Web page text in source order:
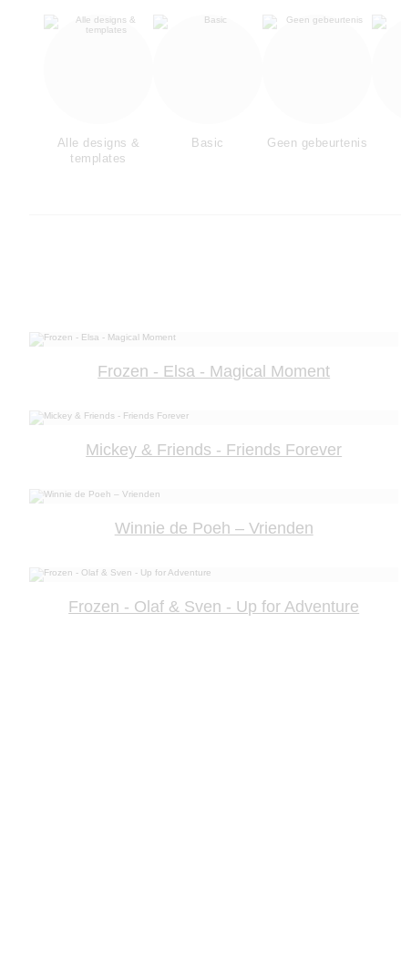
Alle designs &
templates
Basic Geen gebeurtenis
Frozen - Elsa - Magical Moment
Mickey & Friends - Friends Forever
Winnie de Poeh – Vrienden
Frozen - Olaf & Sven - Up for Adventure